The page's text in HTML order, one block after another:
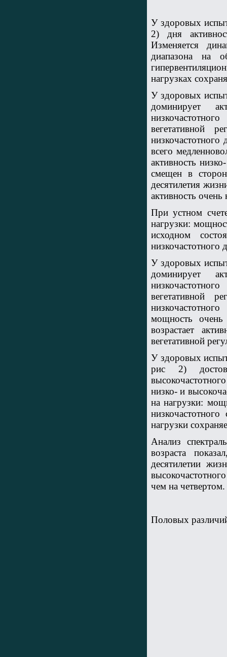
У здоровых
2) дня
Изменяется
диапазона на
нагрузках
У здоровых
доминирует
вегетативной
всего
активность
смещен в
десятилетия
активность очень
При устном
нагрузки:
исходном
низкочастотного
У здоровых
доминирует
вегетативной
мощность очень
возрастает
вегетативной
У здоровых
рис 2)
низко- и
на нагрузки:
нагрузки
Анализ
возраста
десятилетии
чем на четвертом.
Половых